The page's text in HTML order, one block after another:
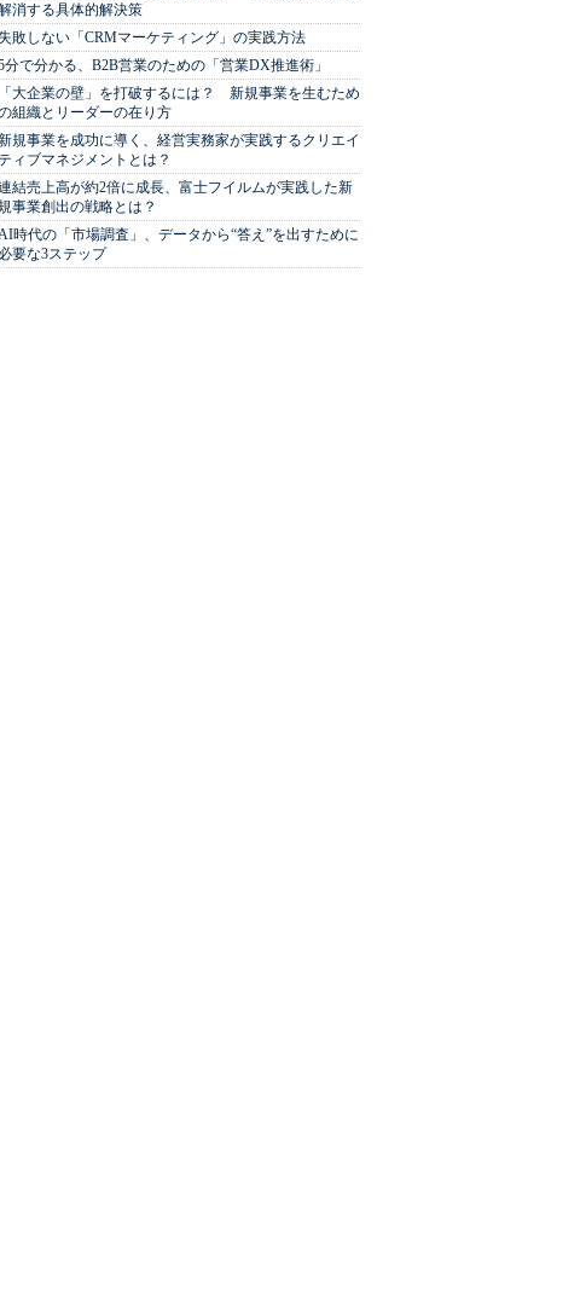
消する具体的解決策
失敗しない「CRMマーケティング」の実践方法
分で分かる、B2B営業のための「営業DX推進術」
「大企業の壁」を打破するには？ 新規事業を生むため
組織とリーダーの在り方
規事業を成功に導く、経営実務家が実践するクリエイ
ィブマネジメントとは？
結売上高が約2倍に成長、富士フイルムが実践した新
事業創出の戦略とは？
時代の「市場調査」、データから“答え”を出すために
必要な3ステップ